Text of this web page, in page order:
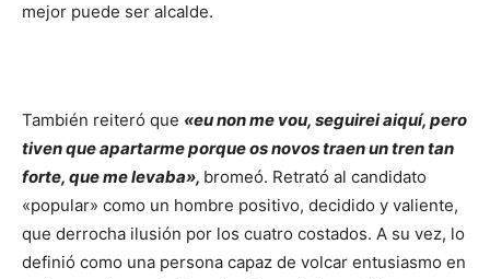
mejor puede ser alcalde.
También reiteró que «eu non me vou, seguirei aiquí, pero
tiven que apartarme porque os novos traen un tren tan
forte, que me levaba», bromeó. Retrató al candidato
«popular» como un hombre positivo, decidido y valiente,
que derrocha ilusión por los cuatro costados. A su vez, lo
definió como una persona capaz de volcar entusiasmo en